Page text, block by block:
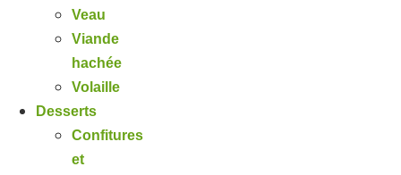
Veau
Viande
hachée
Volaille
Desserts
Confitures
et